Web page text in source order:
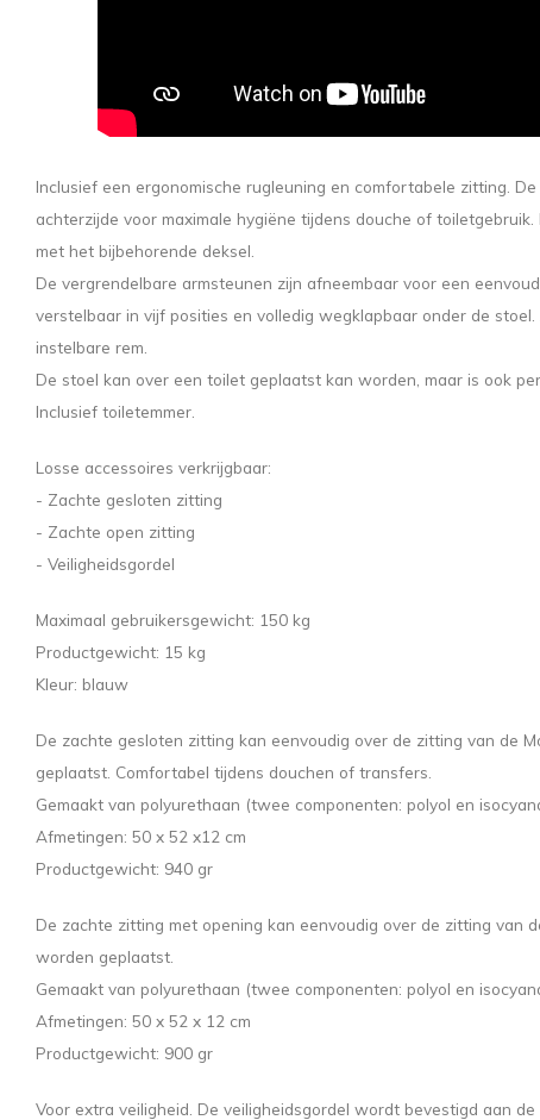
Inclusief een ergonomische rugleuning en comfortabele zitting.
achterzijde voor maximale hygiëne tijdens douche of
met het bijbehorende deksel.
De vergrendelbare armsteunen zijn afneembaar voor een
verstelbaar in vijf posities en volledig wegklapbaar onder de
instelbare rem.
De stoel kan over een toilet geplaatst kan worden, maar is ook
Inclusief toiletemmer.
Losse accessoires verkrijgbaar:
- Zachte gesloten zitting
- Zachte open zitting
- Veiligheidsgordel
Maximaal gebruikersgewicht: 150 kg
Productgewicht: 15 kg
Kleur: blauw
De zachte gesloten zitting kan eenvoudig over de zitting van de
geplaatst. Comfortabel tijdens douchen of transfers.
Gemaakt van polyurethaan (twee componenten: polyol en
Afmetingen: 50 x 52 x12 cm
Productgewicht: 940 gr
De zachte zitting met opening kan eenvoudig over de zitting van
worden geplaatst.
Gemaakt van polyurethaan (twee componenten: polyol en
Afmetingen: 50 x 52 x 12 cm
Productgewicht: 900 gr
Voor extra veiligheid. De veiligheidsgordel wordt bevestigd aan